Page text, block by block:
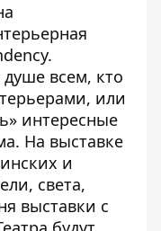
.
всем, кто
или
интересные
На выставке
и
света,
выставки с